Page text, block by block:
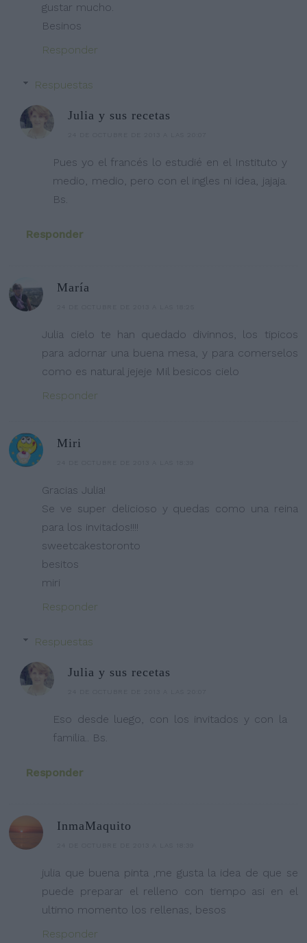
gustar mucho.
Besinos
Responder
Respuestas
Julia y sus recetas
Pues yo el francés lo estudié en el Instituto y
medio, medio, pero con el ingles ni idea, jajaja.
Bs.
Responder
María
Julia cielo te han quedado divinnos, los tipicos
para adornar una buena mesa, y para comerselos
como es natural jejeje Mil besicos cielo
Responder
Miri
Gracias Julia!
Se ve super delicioso y quedas como una reina
para los invitados!!!!
sweetcakestoronto
besitos
miri
Responder
Respuestas
Julia y sus recetas
Eso desde luego, con los invitados y con la
familia.. Bs.
Responder
InmaMaquito
julia que buena pinta ,me gusta la idea de que se
puede preparar el relleno con tiempo asi en el
ultimo momento los rellenas, besos
Responder